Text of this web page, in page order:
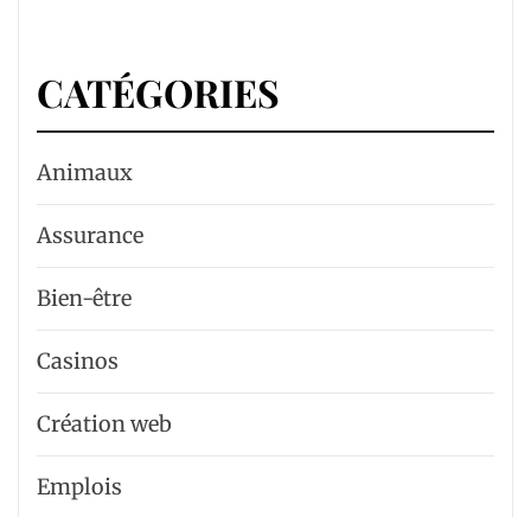
CATÉGORIES
Animaux
Assurance
Bien-être
Casinos
Création web
Emplois